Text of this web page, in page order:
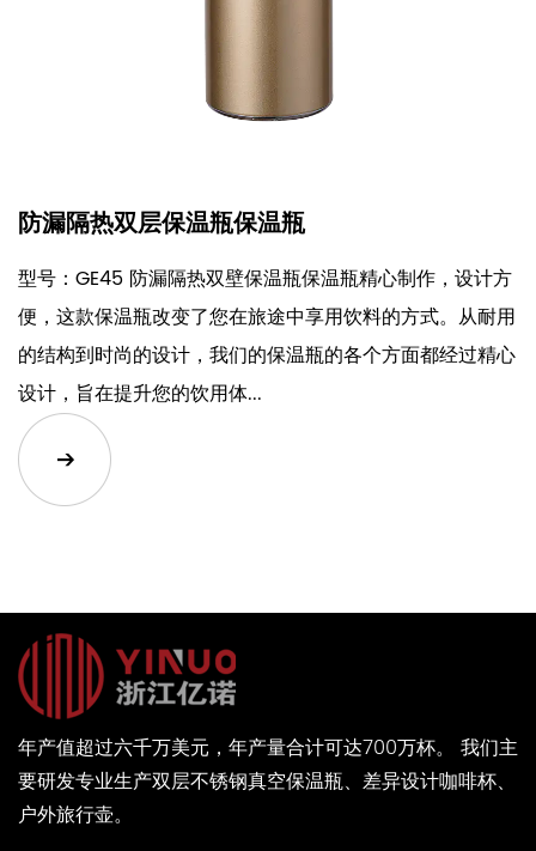
防漏隔热双层保温瓶保温瓶
型号：GE45 防漏隔热双壁保温瓶保温瓶精心制作，设计方
便，这款保温瓶改变了您在旅途中享用饮料的方式。从耐用
的结构到时尚的设计，我们的保温瓶的各个方面都经过精心
设计，旨在提升您的饮用体...
年产值超过六千万美元，年产量合计可达700万杯。 我们主
要研发专业生产双层不锈钢真空保温瓶、差异设计咖啡杯、
户外旅行壶。